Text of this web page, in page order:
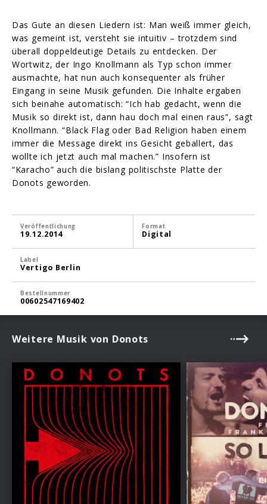
Das Gute an diesen Liedern ist: Man weiß immer gleich,
was gemeint ist, versteht sie intuitiv – trotzdem sind
überall doppeldeutige Details zu entdecken. Der
Wortwitz, der Ingo Knollmann als Typ schon immer
ausmachte, hat nun auch konsequenter als früher
Eingang in seine Musik gefunden. Die Inhalte ergaben
sich beinahe automatisch: “Ich hab gedacht, wenn die
Musik so direkt ist, dann hau doch mal einen raus”, sagt
Knollmann. “Black Flag oder Bad Religion haben einem
immer die Message direkt ins Gesicht geballert, das
wollte ich jetzt auch mal machen.” Insofern ist
“Karacho” auch die bislang politischste Platte der
Donots geworden.
Veröffentlichung
19.12.2014
Format
Digital
Label
Vertigo Berlin
Bestellnummer
00602547169402
Weitere Musik von Donots